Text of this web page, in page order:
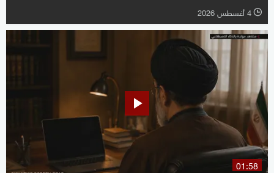
l 4 أغسطس 2026
01:58